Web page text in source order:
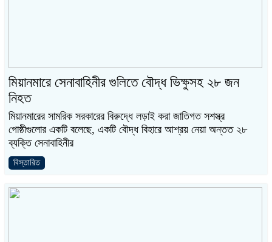
মিয়ানমারে সেনাবাহিনীর গুলিতে বৌদ্ধ ভিক্ষুসহ ২৮ জন
নিহত
মিয়ানমারের সামরিক সরকারের বিরুদ্ধে লড়াই করা জাতিগত সশস্ত্র
গোষ্ঠীগুলোর একটি বলেছে, একটি বৌদ্ধ বিহারে আশ্রয় নেয়া অন্তত ২৮
ব্যক্তি সেনাবাহিনীর
বিস্তারিত